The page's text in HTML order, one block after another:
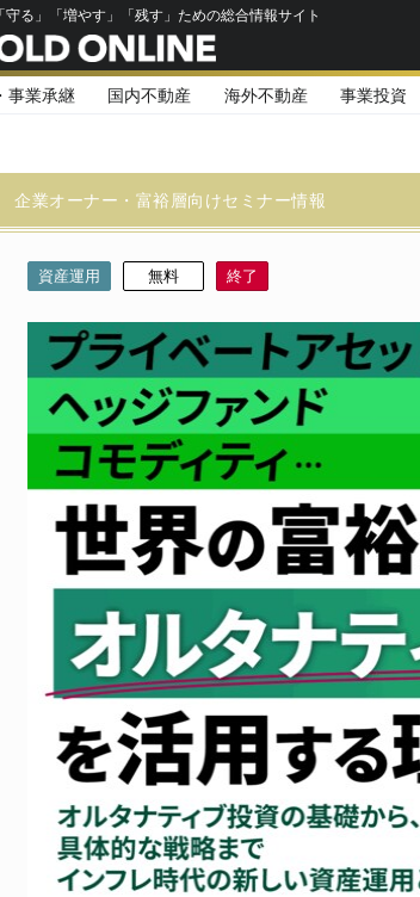
守る」「増やす」「残す」ための総合情報サイト
事業承継 国内不動産 海外不動産 事業投資
企業オーナー・富裕層向けセミナー情報
資産運用 無料 終了